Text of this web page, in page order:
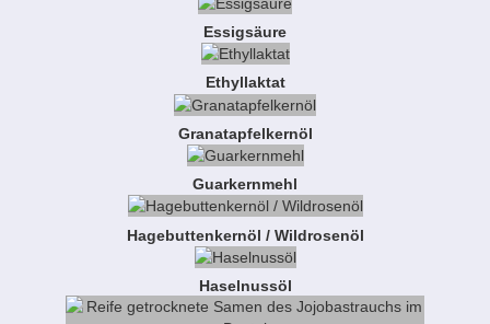
Essigsäure
Ethyllaktat
Granatapfelkernöl
Guarkernmehl
Hagebuttenkernöl / Wildrosenöl
Haselnussöl